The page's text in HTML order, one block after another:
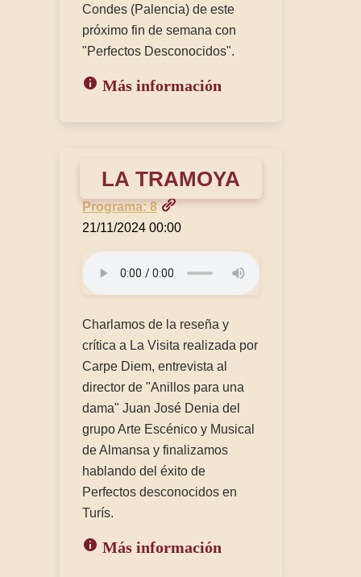
Condes (Palencia) de este
próximo fin de semana con
"Perfectos Desconocidos".
Más información
LA TRAMOYA
Programa: 8
21/11/2024 00:00
Charlamos de la reseña y
crítica a La Visita realizada por
Carpe Diem, entrevista al
director de "Anillos para una
dama" Juan José Denia del
grupo Arte Escénico y Musical
de Almansa y finalizamos
hablando del éxito de
Perfectos desconocidos en
Turís.
Más información